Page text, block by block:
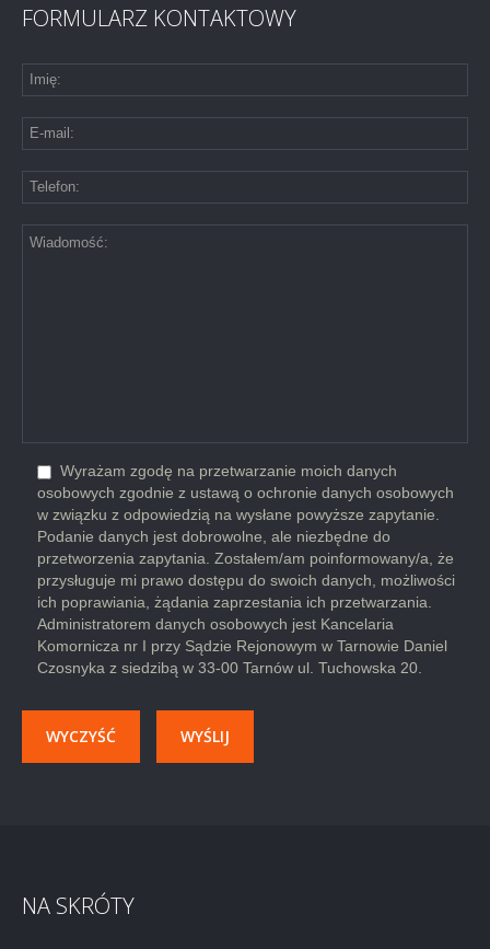
FORMULARZ KONTAKTOWY
Wyrażam zgodę na przetwarzanie moich danych
osobowych zgodnie z ustawą o ochronie danych osobowych
w związku z odpowiedzią na wysłane powyższe zapytanie.
Podanie danych jest dobrowolne, ale niezbędne do
przetworzenia zapytania. Zostałem/am poinformowany/a, że
przysługuje mi prawo dostępu do swoich danych, możliwości
ich poprawiania, żądania zaprzestania ich przetwarzania.
Administratorem danych osobowych jest Kancelaria
Komornicza nr I przy Sądzie Rejonowym w Tarnowie Daniel
Czosnyka z siedzibą w 33-00 Tarnów ul. Tuchowska 20.
NA SKRÓTY